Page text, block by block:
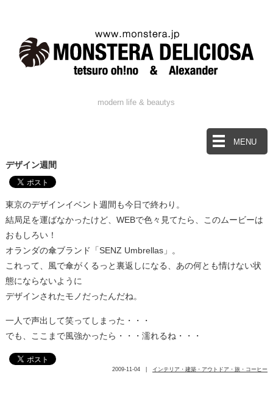
modern life & beautys
MENU
デザイン週間
東京のデザインイベント週間も今日で終わり。
結局足を運ばなかったけど、WEBで色々見てたら、このムービーは
おもしろい！
オランダの傘ブランド「SENZ Umbrellas」。
これって、風で傘がくるっと裏返しになる、あの何とも情けない状
態にならないように
デザインされたモノだったんだね。
一人で声出して笑ってしまった・・・
でも、ここまで風強かったら・・・濡れるね・・・
2009-11-04 | インテリア・建築・アウトドア・旅・コーヒー